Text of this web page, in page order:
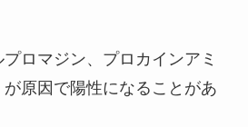
ロマジン、プロカインアミ
が原因で陽性になることがあ